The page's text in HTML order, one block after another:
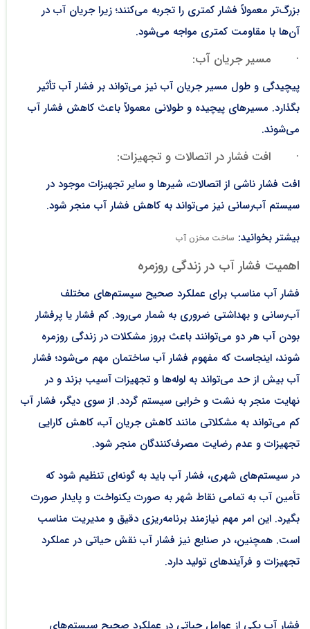
بزرگ‌تر معمولاً فشار کمتری را تجربه می‌کنند؛ زیرا جریان آب در
آن‌ها با مقاومت کمتری مواجه می‌شود.
· مسیر جریان آب:
پیچیدگی و طول مسیر جریان آب نیز می‌تواند بر فشار آب تأثیر
بگذارد. مسیرهای پیچیده و طولانی معمولاً باعث کاهش فشار آب
می‌شوند.
· افت فشار در اتصالات و تجهیزات:
افت فشار ناشی از اتصالات، شیرها و سایر تجهیزات موجود در
سیستم آب‌رسانی نیز می‌تواند به کاهش فشار آب منجر شود.
بیشتر بخوانید: ساخت مخزن آب
اهمیت فشار آب در زندگی روزمره
فشار آب مناسب برای عملکرد صحیح سیستم‌های مختلف
آب‌رسانی و بهداشتی ضروری به شمار می‌رود. کم فشار یا پرفشار
بودن آب هر دو می‌توانند باعث بروز مشکلات در زندگی روزمره
شوند، اینجاست که مفهوم فشار آب ساختمان مهم می‌شود؛ فشار
آب بیش از حد می‌تواند به لوله‌ها و تجهیزات آسیب بزند و در
نهایت منجر به نشت و خرابی سیستم گردد. از سوی دیگر، فشار آب
کم می‌تواند به مشکلاتی مانند کاهش جریان آب، کاهش کارایی
تجهیزات و عدم رضایت مصرف‌کنندگان منجر شود.
در سیستم‌های شهری، فشار آب باید به گونه‌ای تنظیم شود که
تأمین آب به تمامی نقاط شهر به صورت یکنواخت و پایدار صورت
بگیرد. این امر مهم نیازمند برنامه‌ریزی دقیق و مدیریت مناسب
است. همچنین، در صنایع نیز فشار آب نقش حیاتی در عملکرد
تجهیزات و فرآیندهای تولید دارد.
فشار آب یکی از عوامل حیاتی در عملکرد صحیح سیستم‌های